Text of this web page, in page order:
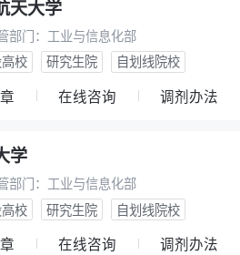
天大学
部门： 工业与信息化部
校
研究生院 自划线院校
在线咨询 调剂办法
学
部门： 工业与信息化部
校
研究生院 自划线院校
在线咨询 调剂办法